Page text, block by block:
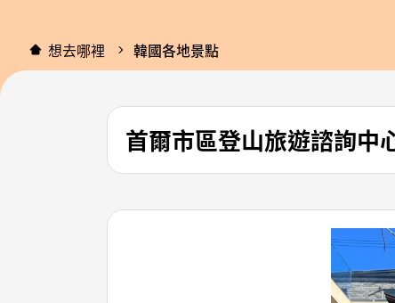
想去哪裡 韓國各地景點
首爾市區登山旅遊諮詢中